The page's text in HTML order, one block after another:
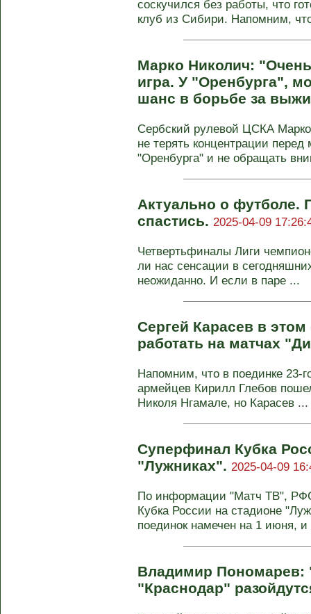
соскучился без работы, что
клуб из Сибири. Напомним,
Марко Николич:
игра. У "Оренбурга",
шанс в борьбе за
Сербский рулевой ЦСКА
не терять концентрации перед
"Оренбурга" и не обращать
Актуально о футболе.
спастись. 2025-04-09
Четвертьфиналы Лиги
ли нас сенсации в
неожиданно. И если в паре ...
Сергей Карасев в
работать на матчах
Напомним, что в поединке 23-
армейцев Кирилл Глебов
Николя Нгамале, но Карасев ...
Суперфинал Кубка
"Лужниках". 2025-04-09
По информации "Матч ТВ",
Кубка России на стадионе
поединок намечен на 1 июня, и
Владимир
"Краснодар"